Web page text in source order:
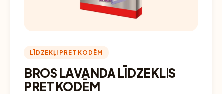
LĪDZEKĻI PRET KODĒM
BROS LAVANDA LĪDZEKLIS
PRET KODĒM